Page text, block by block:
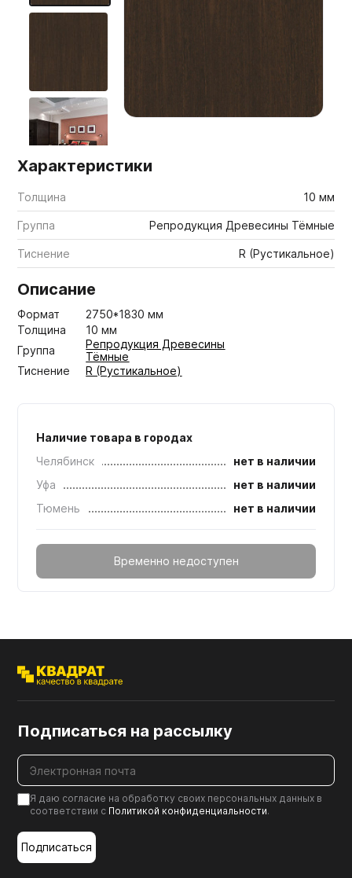
Характеристики
Толщина 10 мм
Группа Репродукция Древесины Тёмные
Тиснение R (Рустикальное)
Описание
Формат
2750*1830 мм
Толщина
10 мм
Группа
Репродукция Древесины
Тёмные
Тиснение
R (Рустикальное)
Наличие товара в городах
Челябинск
нет в наличии
Уфа
нет в наличии
Тюмень
нет в наличии
Временно недоступен
Подписаться на рассылку
Я даю согласие на обработку своих персональных данных в
соответствии с Политикой конфиденциальности.
Подписаться